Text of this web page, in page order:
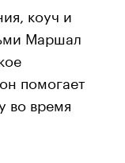
коуч и
Маршал
помогает
во время